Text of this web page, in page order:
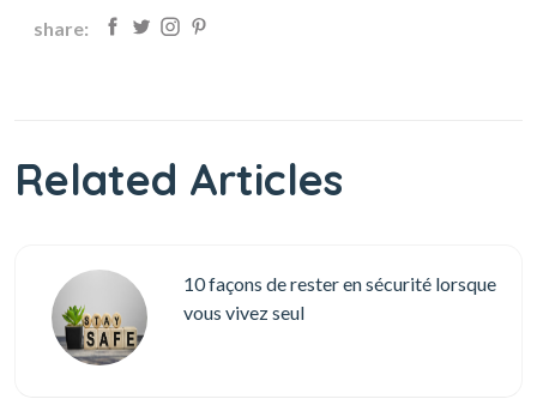
share:
Related Articles
10 façons de rester en sécurité lorsque
vous vivez seul